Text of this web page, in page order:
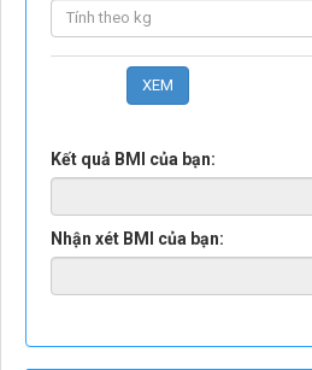
Kết quả BMI của bạn:
Nhận xét BMI của bạn: